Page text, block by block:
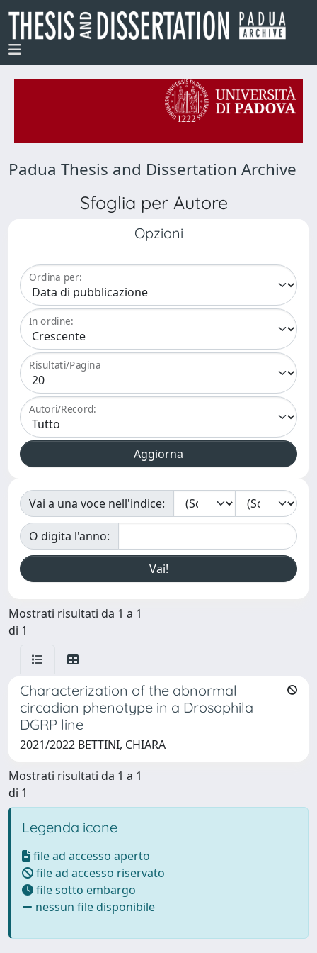
Padua Thesis and Dissertation Archive
Sfoglia per Autore
Opzioni
Ordina per:
In ordine:
Risultati/Pagina
Autori/Record:
Vai a una voce nell'indice:
O digita l'anno:
Mostrati risultati da 1 a 1
di 1
Characterization of the abnormal
circadian phenotype in a Drosophila
DGRP line
2021/2022 BETTINI, CHIARA
Mostrati risultati da 1 a 1
di 1
Legenda icone
file ad accesso aperto
file ad accesso riservato
file sotto embargo
nessun file disponibile